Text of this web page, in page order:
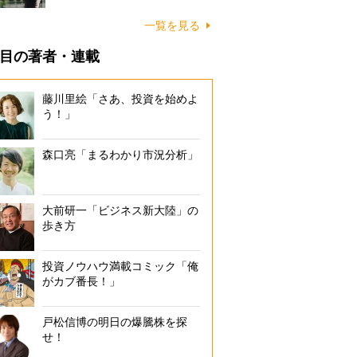
一覧を見る
の著者・連載
藤川里絵「さあ、投資を始めよ
う！」
森口亮「まるわかり市況分析」
大前研一「ビジネス新大陸」の
歩き方
投資ノウハウ満載コミック「俺
がカブ番長！」
戸松信博の明日の爆騰株を探
せ！